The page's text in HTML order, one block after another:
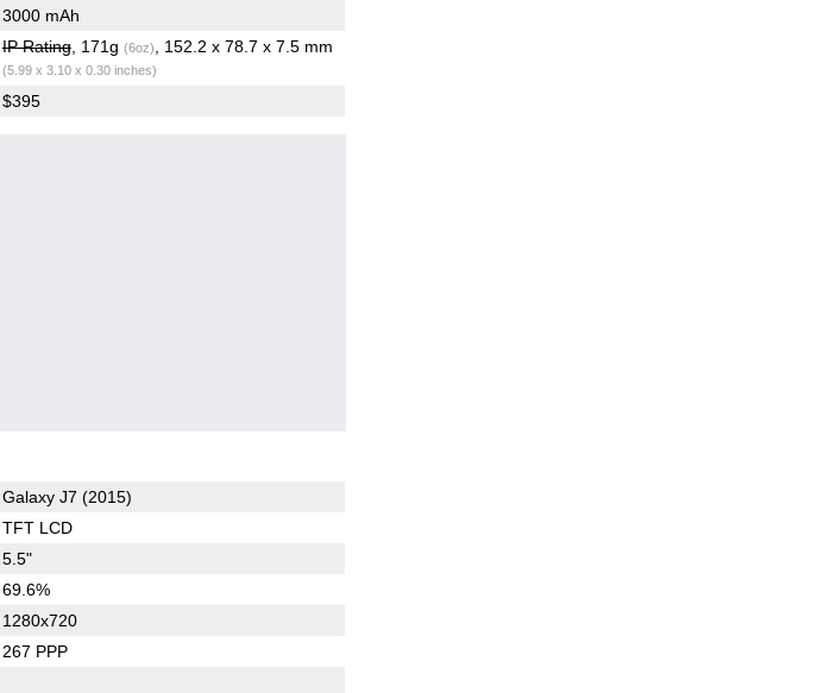
3000 mAh
IP Rating, 171g (6oz) , 152.2 x 78.7 x 7.5 mm
(5.99 x 3.10 x 0.30 inches)
$395
Galaxy J7 (2015)
TFT LCD
5.5"
69.6%
1280x720
267 PPP